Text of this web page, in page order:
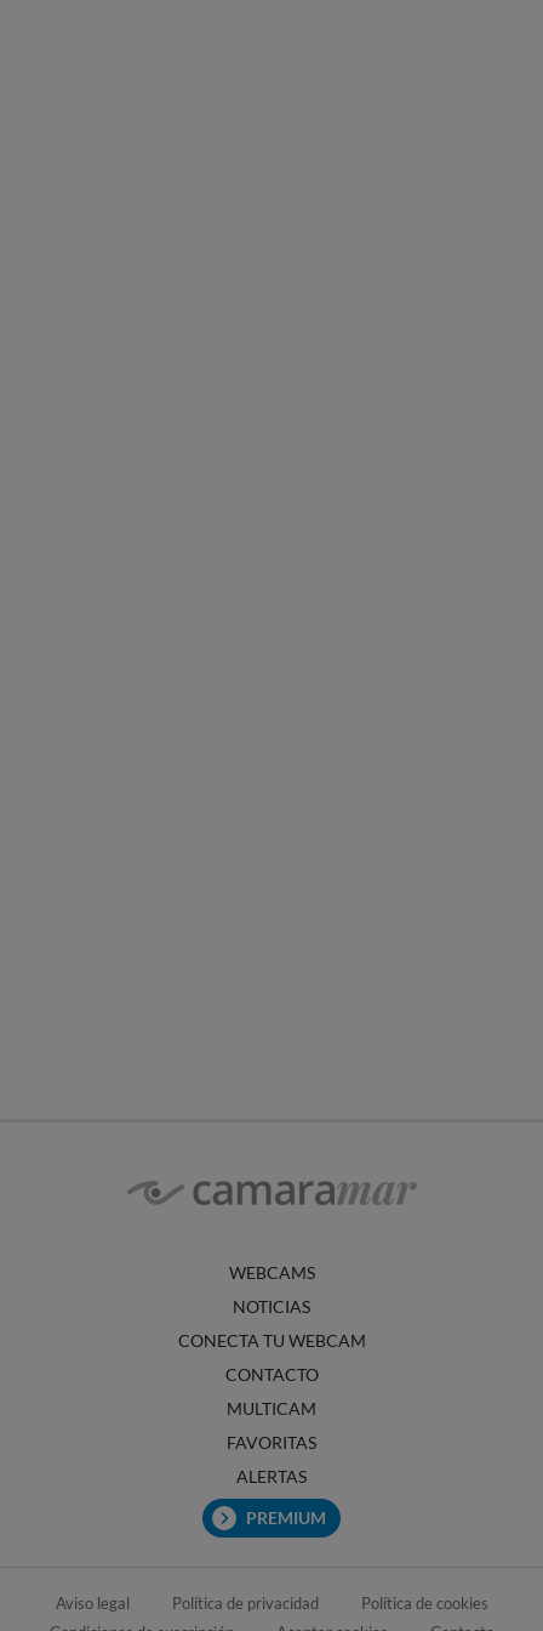
WEBCAMS
NOTICIAS
CONECTA TU WEBCAM
CONTACTO
MULTICAM
FAVORITAS
ALERTAS
PREMIUM
Aviso legal Política de privacidad
Política de cookies